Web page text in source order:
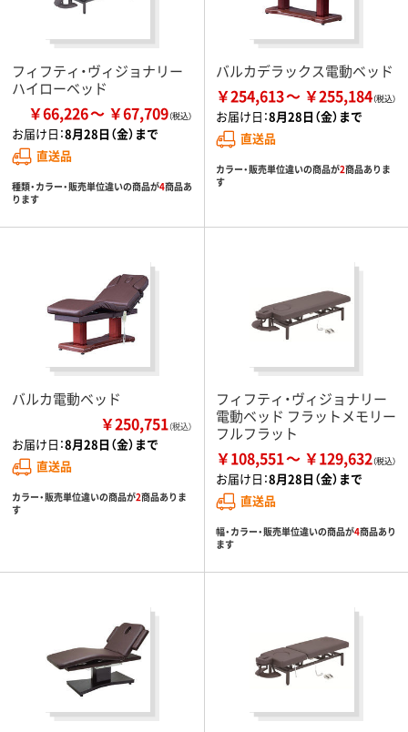
フィフティ・ヴィジョナリー
ハイローベッド
￥66,226 ￥67,709
お届け日：8月28日（金）まで
直送品
種類・カラー・販売単位違いの商品が4商品あ
ります
バルカデラックス電動ベッド
￥254,613 ￥255,184
お届け日：8月28日（金）まで
直送品
カラー・販売単位違いの商品が2商品ありま
す
バルカ電動ベッド
￥250,751（税込）
お届け日：8月28日（金）まで
直送品
カラー・販売単位違いの商品が2商品ありま
す
フィフティ・ヴィジョナリー
電動ベッド フラットメモリー
フルフラット
￥108,551 ￥129,632
お届け日：8月28日（金）まで
直送品
幅・カラー・販売単位違いの商品が4商品あり
ます